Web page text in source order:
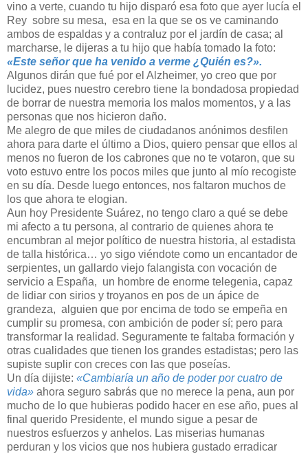
vino a verte, cuando tu hijo disparó esa foto que ayer lucía el
Rey sobre su mesa, esa en la que se os ve caminando
ambos de espaldas y a contraluz por el jardín de casa; al
marcharse, le dijeras a tu hijo que había tomado la foto:
«Este señor que ha venido a verme ¿Quién es?».
Algunos dirán que fué por el Alzheimer, yo creo que por
lucidez, pues nuestro cerebro tiene la bondadosa propiedad
de borrar de nuestra memoria los malos momentos, y a las
personas que nos hicieron daño.
Me alegro de que miles de ciudadanos anónimos desfilen
ahora para darte el último a Dios, quiero pensar que ellos al
menos no fueron de los cabrones que no te votaron, que su
voto estuvo entre los pocos miles que junto al mío recogiste
en su día. Desde luego entonces, nos faltaron muchos de
los que ahora te elogian.
Aun hoy Presidente Suárez, no tengo claro a qué se debe
mi afecto a tu persona, al contrario de quienes ahora te
encumbran al mejor político de nuestra historia, al estadista
de talla histórica… yo sigo viéndote como un encantador de
serpientes, un gallardo viejo falangista con vocación de
servicio a España, un hombre de enorme telegenia, capaz
de lidiar con sirios y troyanos en pos de un ápice de
grandeza, alguien que por encima de todo se empeña en
cumplir su promesa, con ambición de poder sí; pero para
transformar la realidad. Seguramente te faltaba formación y
otras cualidades que tienen los grandes estadistas; pero las
supiste suplir con creces con las que poseías.
Un día dijiste: «Cambiaría un año de poder por cuatro de
vida» ahora seguro sabrás que no merece la pena, aun por
mucho de lo que hubieras podido hacer en ese año, pues al
final querido Presidente, el mundo sigue a pesar de
nuestros esfuerzos y anhelos. Las miserias humanas
perduran y los vicios que nos hubiera gustado erradicar